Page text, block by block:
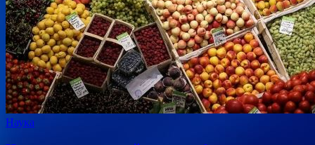
Наука